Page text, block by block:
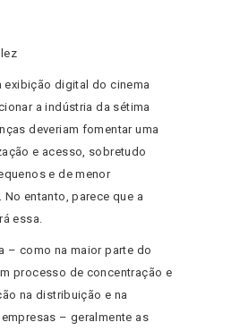
exibição digital do cinema
a indústria da sétima
deveriam fomentar uma
e acesso, sobretudo
e de menor
entanto, parece que a
essa.
– como na maior parte do
processo de concentração e
na distribuição e na
– geralmente as